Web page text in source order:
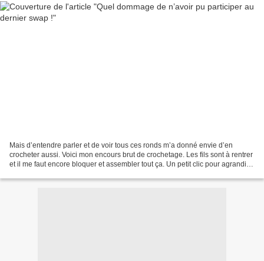
Mais d’entendre parler et de voir tous ces ronds m’a donné envie d’en
crocheter aussi. Voici mon encours brut de crochetage. Les fils sont à rentrer
et il me faut encore bloquer et assembler tout ça. Un petit clic pour agrandir